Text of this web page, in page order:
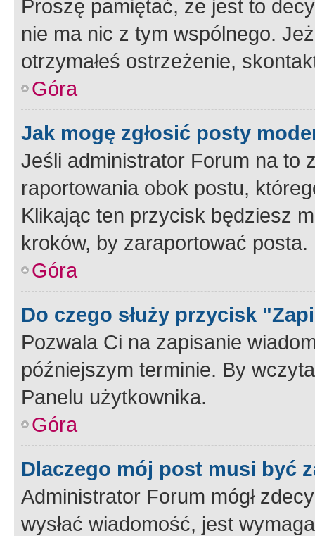
Proszę pamiętać, że jest to
nie ma nic z tym wspólnego.
otrzymałeś ostrzeżenie,
Góra
Jak mogę zgłosić posty
Jeśli administrator Forum na to
raportowania obok postu,
Klikając ten przycisk będziesz
kroków, by zaraportować posta.
Góra
Do czego służy przycisk
Pozwala Ci na zapisanie
późniejszym terminie. By
Panelu użytkownika.
Góra
Dlaczego mój post musi być
Administrator Forum mógł
wysłać wiadomość, jest